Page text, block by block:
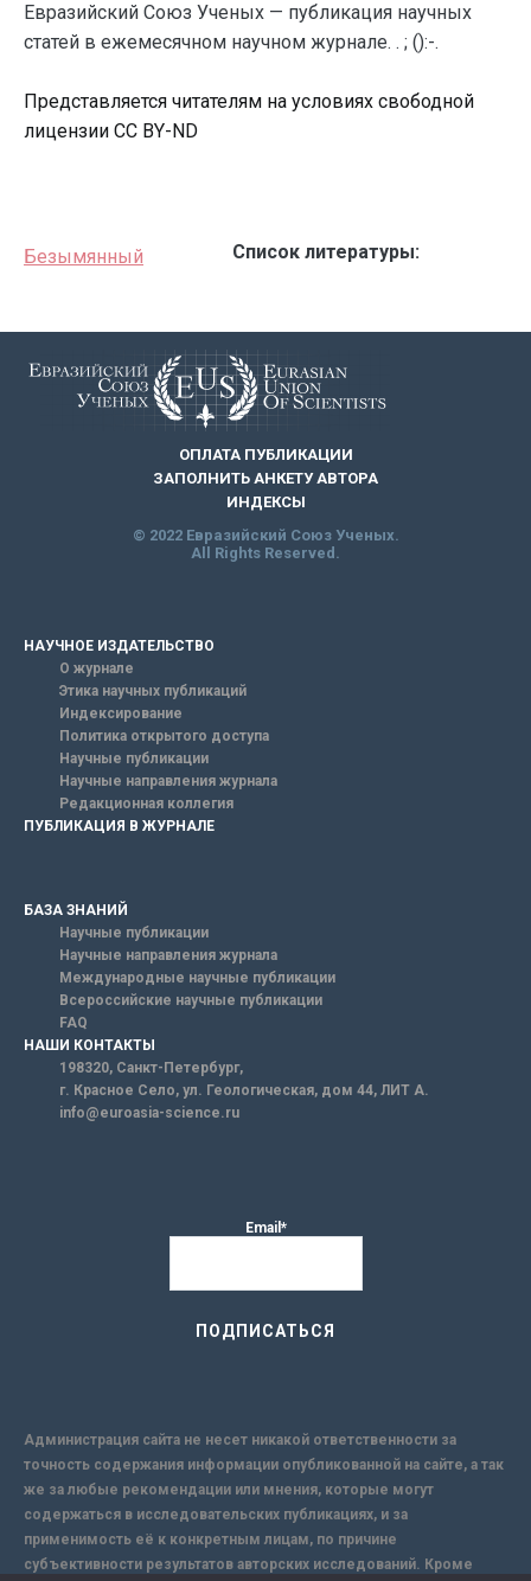
Евразийский Союз Ученых — публикация научных
статей в ежемесячном научном журнале. . ; ():-.
Представляется читателям на условиях свободной
лицензии CC BY-ND
Безымянный Список литературы:
ОПЛАТА ПУБЛИКАЦИИ
ЗАПОЛНИТЬ АНКЕТУ АВТОРА
ИНДЕКСЫ
© 2022 Евразийский Союз Ученых.
All Rights Reserved.
НАУЧНОЕ ИЗДАТЕЛЬСТВО
О журнале
Этика научных публикаций
Индексирование
Политика открытого доступа
Научные публикации
Научные направления журнала
Редакционная коллегия
ПУБЛИКАЦИЯ В ЖУРНАЛЕ
БАЗА ЗНАНИЙ
Научные публикации
Научные направления журнала
Международные научные публикации
Всероссийские научные публикации
FAQ
НАШИ КОНТАКТЫ
198320, Санкт-Петербург,
г. Красное Село, ул. Геологическая, дом 44, ЛИТ А.
info@euroasia-science.ru
Email*
Администрация сайта не несет никакой ответственности за
точность содержания информации опубликованной на сайте, а так
же за любые рекомендации или мнения, которые могут
содержаться в исследовательских публикациях, и за
применимость её к конкретным лицам, по причине
субъективности результатов авторских исследований. Кроме